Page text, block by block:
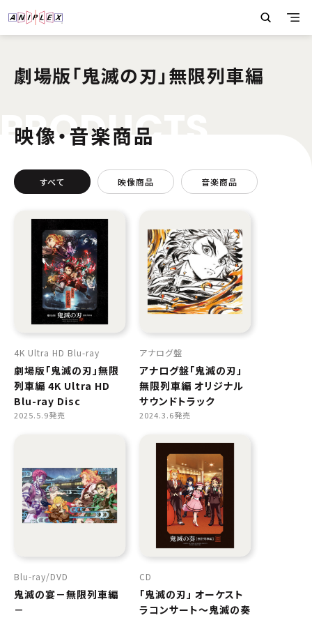
劇場版「鬼滅の刃」無限列車編
PRODUC
映像・音楽商品
すべて 映像商品 音楽商品
4K Ultra HD Blu-ray
劇場版「鬼滅の刃」無限
列車編 4K Ultra HD
Blu-ray Disc
2025.5.9発売
アナログ盤
アナログ盤「鬼滅の刃」
無限列車編 オリジナル
サウンドトラック
2024.3.6発売
Blu-ray DVD
鬼滅の宴－無限列車編
－
CD
「鬼滅の刃」 オーケスト
ラコンサート～鬼滅の奏